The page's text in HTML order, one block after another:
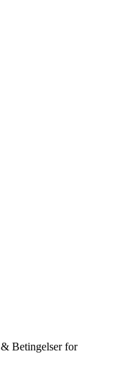
Betingelser for